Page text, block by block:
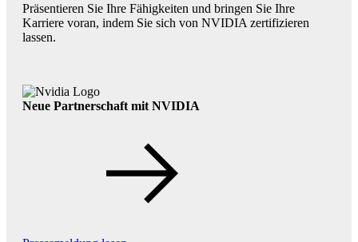
Präsentieren Sie Ihre Fähigkeiten und bringen Sie Ihre
Karriere voran, indem Sie sich von NVIDIA zertifizieren
lassen.
Neue Partnerschaft mit NVIDIA